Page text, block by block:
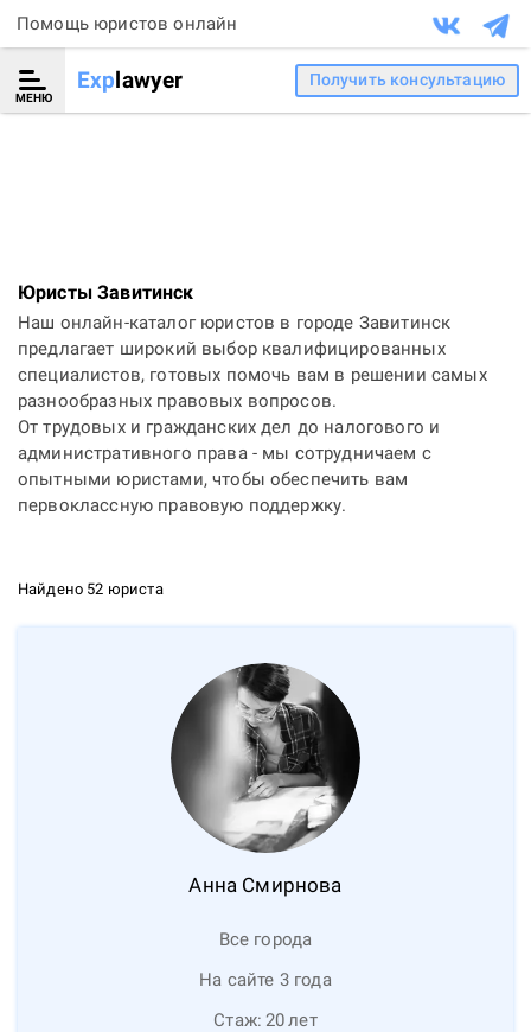
Помощь юристов онлайн
МЕНЮ
Explawyer Получить консультацию
Юристы Завитинск
Наш онлайн-каталог юристов в городе Завитинск
предлагает широкий выбор квалифицированных
специалистов, готовых помочь вам в решении самых
разнообразных правовых вопросов.
От трудовых и гражданских дел до налогового и
административного права - мы сотрудничаем с
опытными юристами, чтобы обеспечить вам
первоклассную правовую поддержку.
Найдено 52 юриста
Анна Смирнова
Все города
На сайте 3 года
Стаж: 20лет